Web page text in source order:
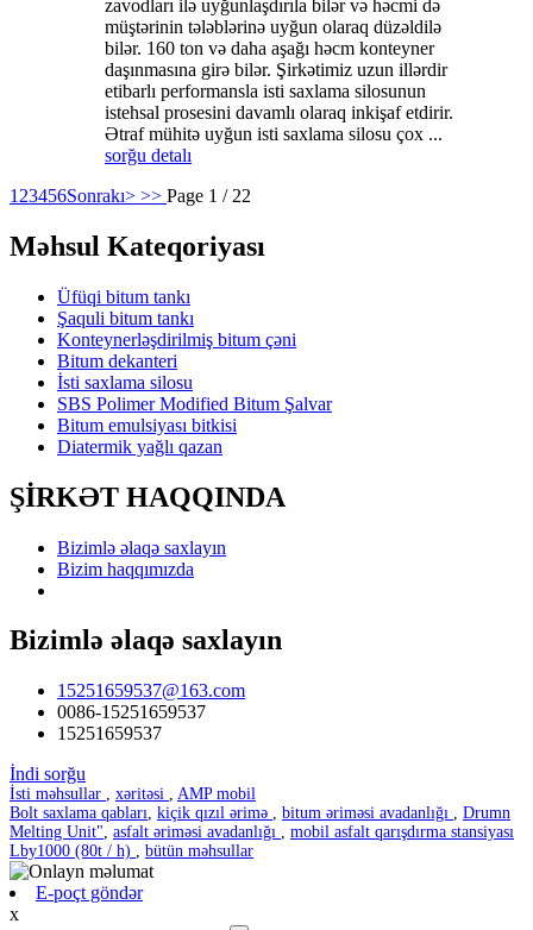
zavodları ilə uyğunlaşdırıla bilər və həcmi də
müştərinin tələblərinə uyğun olaraq düzəldilə
bilər. 160 ton və daha aşağı həcm konteyner
daşınmasına girə bilər. Şirkətimiz uzun illərdir
etibarlı performansla isti saxlama silosunun
istehsal prosesini davamlı olaraq inkişaf etdirir.
Ətraf mühitə uyğun isti saxlama silosu çox ...
sorğu detalı
1 23456Sonrakı> >> Page 1 / 22
Məhsul Kateqoriyası
Üfüqi bitum tankı
Şaquli bitum tankı
Konteynerləşdirilmiş bitum çəni
Bitum dekanteri
İsti saxlama silosu
SBS Polimer Modified Bitum Şalvar
Bitum emulsiyası bitkisi
Diatermik yağlı qazan
ŞİRKƏT HAQQINDA
Bizimlə əlaqə saxlayın
Bizim haqqımızda
Bizimlə əlaqə saxlayın
15251659537@163.com
0086-15251659537
15251659537
İndi sorğu
İsti məhsullar , xəritəsi , AMP mobil
Bolt saxlama qabları, kiçik qızıl ərimə , bitum əriməsi avadanlığı , Drumn
Melting Unit", asfalt əriməsi avadanlığı , mobil asfalt qarışdırma stansiyası
Lby1000 (80t / h) , bütün məhsullar
E-poçt göndər
x